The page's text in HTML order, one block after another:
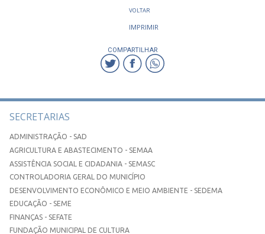
VOLTAR
IMPRIMIR
COMPARTILHAR
SECRETARIAS
ADMINISTRAÇÃO - SAD
AGRICULTURA E ABASTECIMENTO - SEMAA
ASSISTÊNCIA SOCIAL E CIDADANIA - SEMASC
CONTROLADORIA GERAL DO MUNICÍPIO
DESENVOLVIMENTO ECONÔMICO E MEIO AMBIENTE - SEDEMA
EDUCAÇÃO - SEME
FINANÇAS - SEFATE
FUNDAÇÃO MUNICIPAL DE CULTURA